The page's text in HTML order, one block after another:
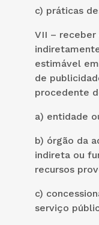
c) práticas
VII –
estimável
de
procedente
a) entidade
b) órgão da
indireta ou
recursos
c)
serviço